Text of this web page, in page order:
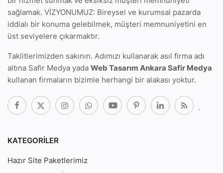
sağlamak. VİZYONUMUZ: Bireysel ve kurumsal pazarda
iddialı bir konuma gelebilmek, müşteri memnuniyetini en
üst seviyelere çıkarmaktır.
Taklitlerimizden sakının. Adımızı kullanarak asıl firma adı
altına Safir Medya yada Web Tasarım Ankara Safir Medya
kullanan firmaların bizimle herhangi bir alakası yoktur.
KATEGORILER
Hazır Site Paketlerimiz